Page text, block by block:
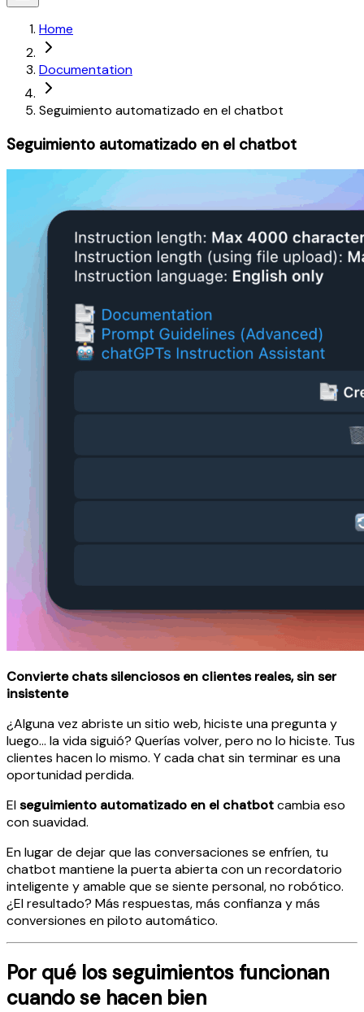
Home
Documentation
Seguimiento automatizado en el chatbot
Seguimiento automatizado en el chatbot
Convierte chats silenciosos en clientes reales, sin ser
insistente
¿Alguna vez abriste un sitio web, hiciste una pregunta y
luego... la vida siguió? Querías volver, pero no lo hiciste. Tus
clientes hacen lo mismo. Y cada chat sin terminar es una
oportunidad perdida.
Elseguimiento automatizado en el chatbotcambia eso
con suavidad.
En lugar de dejar que las conversaciones se enfríen, tu
chatbot mantiene la puerta abierta con un recordatorio
inteligente y amable que se siente personal, no robótico.
¿El resultado? Más respuestas, más confianza y más
conversiones en piloto automático.
Por qué los seguimientos funcionan
cuando se hacen bien